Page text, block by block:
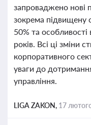
запроваджено нові
зокрема підвищену
50% та особливості
років. Всі ці зміни
корпоративного
уваги до
управління.
LIGA ZAKON, 17